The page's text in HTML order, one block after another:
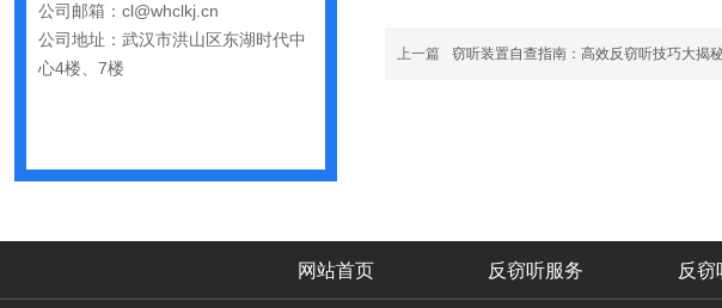
手机麦克风窃听，关掉权限就安全了吗？
哪些公司最容易被盯上？该如何反窃听
公司邮箱：cl@whclkj.cn
公司地址：武汉市洪山区东湖时代中
心4楼、7楼
上一篇 窃听装置自查指南：高效反窃听技巧大揭
网站首页 反窃听服务 反窃